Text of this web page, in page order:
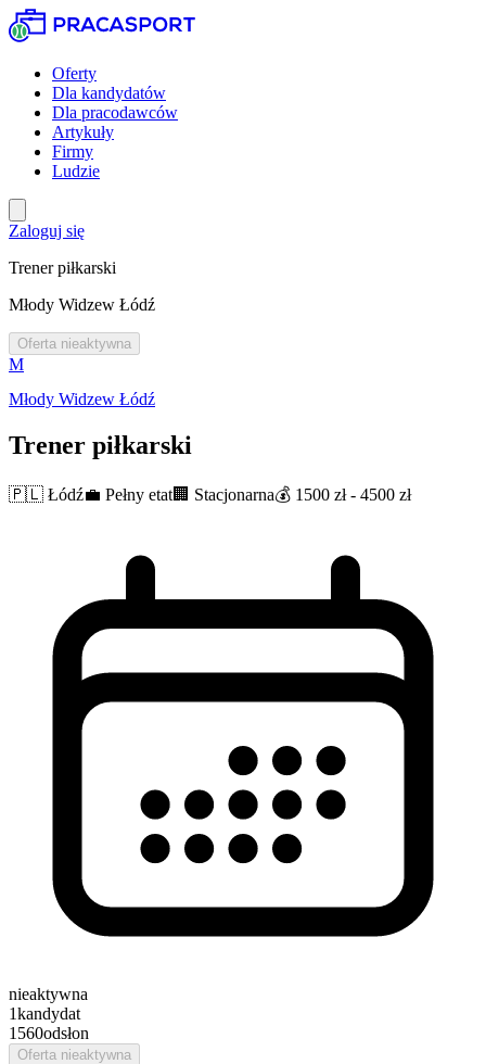
Oferty
Dla kandydatów
Dla pracodawców
Artykuły
Firmy
Ludzie
Zaloguj się
Trener piłkarski
Młody Widzew Łódź
Oferta nieaktywna
M
Młody Widzew Łódź
Trener piłkarski
🇵🇱 Łódź💼 Pełny etat🏢 Stacjonarna💰 1500 zł - 4500 zł
nieaktywna
1kandydat
1560odsłon
Oferta nieaktywna